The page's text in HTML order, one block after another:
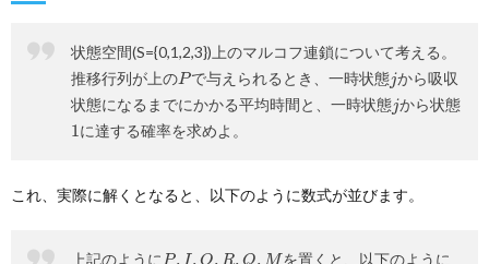
状態空間(S={0,1,2,3})上のマルコフ連鎖について考える。
推移行列が上の
P
で与えられるとき、一時状態
j
から吸収
状態になるまでにかかる平均時間と、一時状態
j
から状態
1
に達する確率を求めよ。
これ、実際に解くとなると、以下のように数式が並びます。
上記のように
を置くと、以下のように